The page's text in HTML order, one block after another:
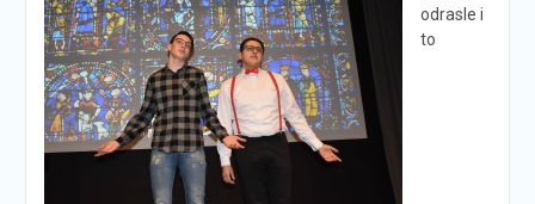
odrasle i
to